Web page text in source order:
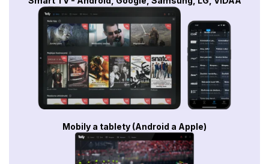
Mobily a tablety (Android a Apple)